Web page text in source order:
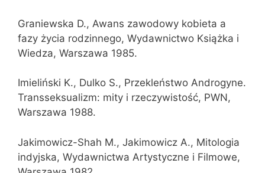
Graniewska D., Awans zawodowy kobieta a
fazy życia rodzinnego, Wydawnictwo Książka i
Wiedza, Warszawa 1985.
Imieliński K., Dulko S., Przekleństwo Androgyne.
Transseksualizm: mity i rzeczywistość, PWN,
Warszawa 1988.
Jakimowicz-Shah M., Jakimowicz A., Mitologia
indyjska, Wydawnictwa Artystyczne i Filmowe,